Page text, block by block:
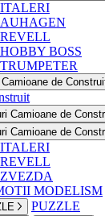
ITALERI
AUHAGEN
REVELL
HOBBY BOSS
TRUMPETER
de
Camioane de
Camioane de
ITALERI
REVELL
ZVEZDA
MODELISM
PUZZLE